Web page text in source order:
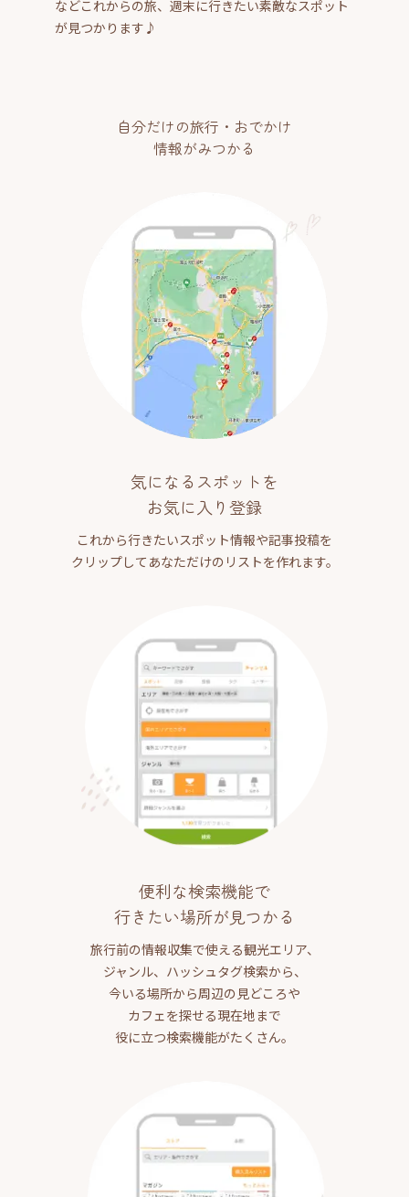
などこれからの旅、週末に行きたい素敵なスポット
が見つかります♪
自分だけの旅行・おでかけ
情報がみつかる
気になるスポットを
お気に入り登録
これから行きたいスポット情報や記事投稿を
クリップしてあなただけのリストを作れます。
便利な検索機能で
行きたい場所が見つかる
旅行前の情報収集で使える観光エリア、
ジャンル、ハッシュタグ検索から、
今いる場所から周辺の見どころや
カフェを探せる現在地まで
役に立つ検索機能がたくさん。